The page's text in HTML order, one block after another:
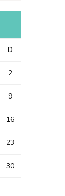
D
2
9
16
23
30